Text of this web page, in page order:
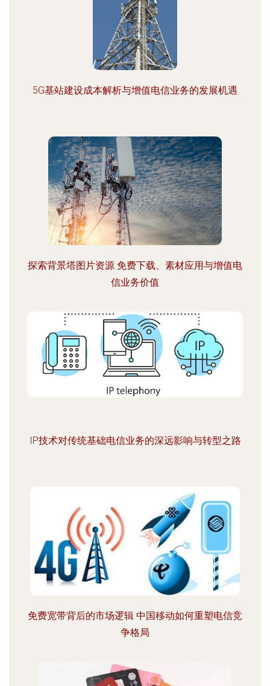
5G基站建设成本解析与增值电信业务的发展机遇
探索背景塔图片资源 免费下载、素材应用与增值电
信业务价值
IP技术对传统基础电信业务的深远影响与转型之路
免费宽带背后的市场逻辑 中国移动如何重塑电信竞
争格局